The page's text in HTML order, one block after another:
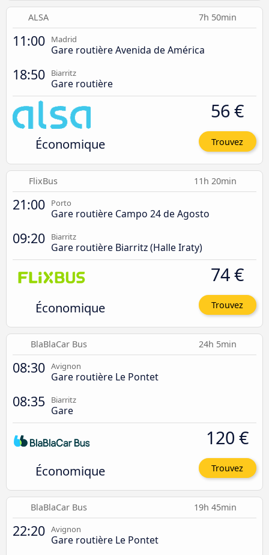
ALSA 7h 50min
11:00 Madrid
Gare routière Avenida de América
18:50 Biarritz
Gare routière
Économique
56 €
Trouvez
FlixBus 11h 20min
21:00 Porto
Gare routière Campo 24 de Agosto
09:20 Biarritz
Gare routière Biarritz (Halle Iraty)
Économique
74 €
Trouvez
BlaBlaCar Bus 24h 5min
08:30 Avignon
Gare routière Le Pontet
08:35 Biarritz
Gare
Économique
120 €
Trouvez
BlaBlaCar Bus 19h 45min
22:20 Avignon
Gare routière Le Pontet